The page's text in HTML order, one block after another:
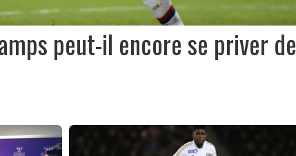
peut-il encore se priver de